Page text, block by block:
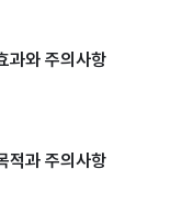
과와 주의사항
적과 주의사항